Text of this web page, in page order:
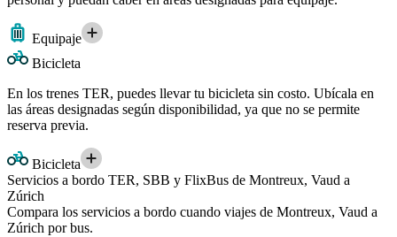
Equipaje
Bicicleta
En los trenes TER, puedes llevar tu bicicleta sin costo. Ubícala en
las áreas designadas según disponibilidad, ya que no se permite
reserva previa.
Bicicleta
Servicios a bordo TER, SBB y FlixBus de Montreux, Vaud a
Zúrich
Compara los servicios a bordo cuando viajes de Montreux, Vaud a
Zúrich por bus.